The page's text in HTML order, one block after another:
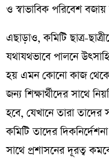
ও স্বাভাবিক পরিবেশ
এছাড়াও, কমিটি ছাত্র-
যথাযথভাবে পালনে
হয় এমন কোনো কাজ
জন্য শিক্ষার্থীদের সাথে
হবে, যেখানে তারা
কমিটি তাদের
সাথে প্রশাসনের দূরত্ব